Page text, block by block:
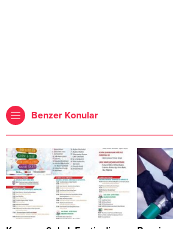
Benzer Konular